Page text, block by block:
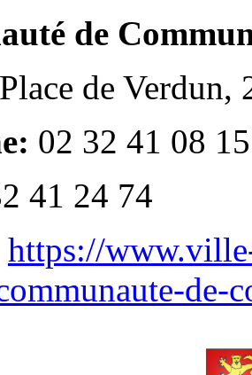
de
Place de Verdun,
02 32 41 08 15
41 24 74
https://
de-